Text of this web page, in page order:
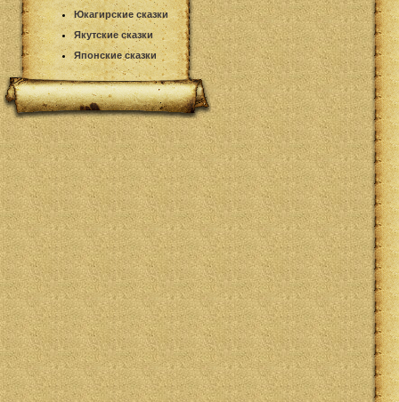
Юкагирские сказки
Якутские сказки
Японские сказки